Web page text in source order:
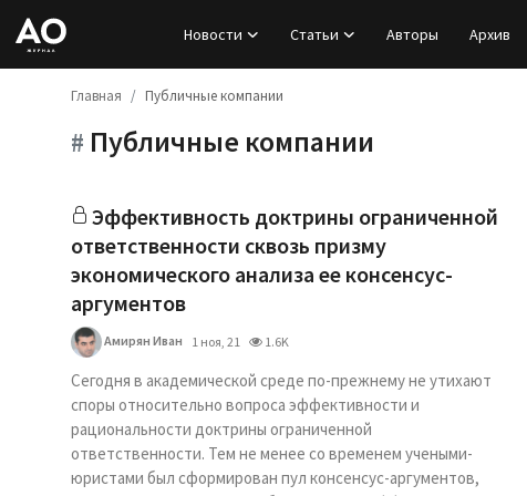
Новости Статьи Авторы Архив
Регистрация
Новости
База знаний
Подписка
Главная Публичные компании
# Публичные компании
Эффективность доктрины ограниченной
ответственности сквозь призму
экономического анализа ее консенсус-
аргументов
Амирян Иван 1 ноя, 21 1.6K
Сегодня в академической среде по-прежнему не утихают
споры относительно вопроса эффективности и
рациональности доктрины ограниченной
ответственности. Тем не менее со временем учеными-
юристами был сформирован пул консенсус-аргументов,